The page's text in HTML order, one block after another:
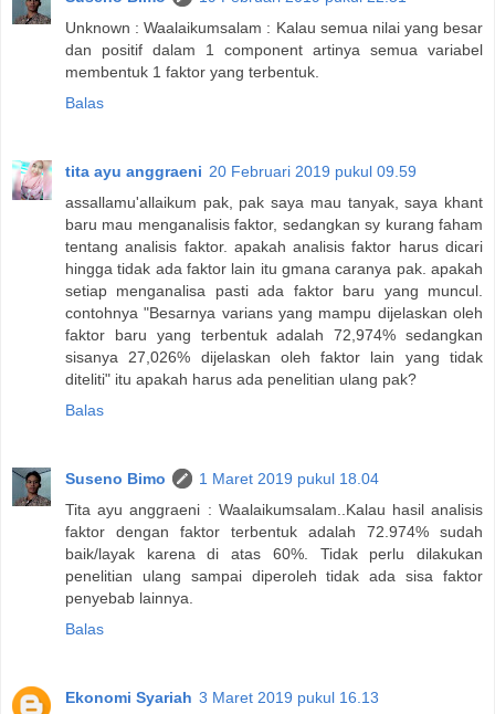
Unknown : Waalaikumsalam : Kalau semua nilai yang besar
dan positif dalam 1 component artinya semua variabel
membentuk 1 faktor yang terbentuk.
Balas
tita ayu anggraeni 20 Februari 2019 pukul 09.59
assallamu'allaikum pak, pak saya mau tanyak, saya khant
baru mau menganalisis faktor, sedangkan sy kurang faham
tentang analisis faktor. apakah analisis faktor harus dicari
hingga tidak ada faktor lain itu gmana caranya pak. apakah
setiap menganalisa pasti ada faktor baru yang muncul.
contohnya "Besarnya varians yang mampu dijelaskan oleh
faktor baru yang terbentuk adalah 72,974% sedangkan
sisanya 27,026% dijelaskan oleh faktor lain yang tidak
diteliti" itu apakah harus ada penelitian ulang pak?
Balas
Suseno Bimo
1 Maret 2019 pukul 18.04
Tita ayu anggraeni : Waalaikumsalam..Kalau hasil analisis
faktor dengan faktor terbentuk adalah 72.974% sudah
baik/layak karena di atas 60%. Tidak perlu dilakukan
penelitian ulang sampai diperoleh tidak ada sisa faktor
penyebab lainnya.
Balas
Ekonomi Syariah 3 Maret 2019 pukul 16.13